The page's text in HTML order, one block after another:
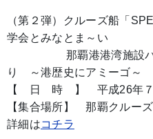
（第２弾）クルーズ船「
学会とみなとま～い
那覇港港湾施設パネ
り ～港歴史にアミーゴ～
【 日 時 】 平成26年７
【集合場所】 那覇クルー
詳細はコチラ